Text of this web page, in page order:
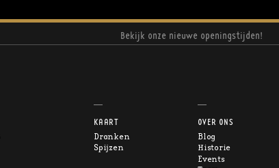
Bekijk onze nieuwe openingstijden!
KAART
Dranken
Spijzen
OVER ONS
Blog
Historie
Events